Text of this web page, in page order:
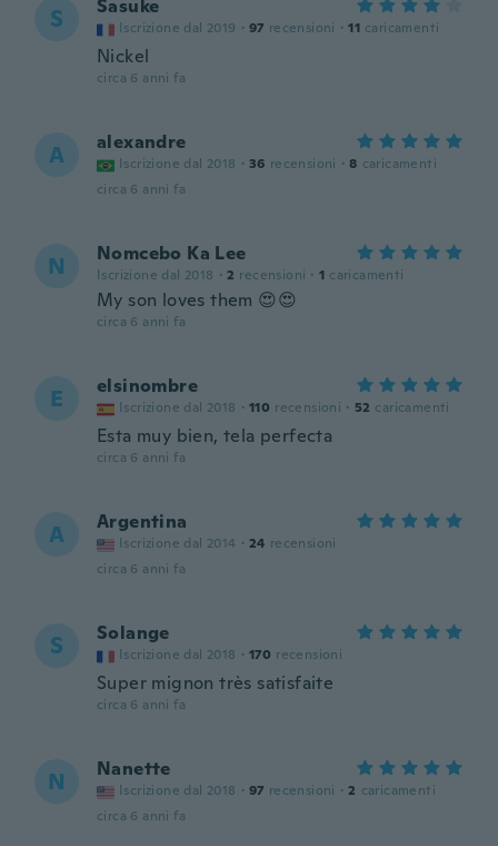
S Sasuke
Iscrizione dal 2019 · 97 recensioni · 11 caricamenti
Nickel
circa 6 anni fa
A alexandre
Iscrizione dal 2018 · 36 recensioni · 8 caricamenti
circa 6 anni fa
N Nomcebo Ka Lee
Iscrizione dal 2018 · 2 recensioni · 1 caricamenti
My son loves them 😍😍
circa 6 anni fa
E elsinombre
Iscrizione dal 2018 · 110 recensioni · 52 caricamenti
Esta muy bien, tela perfecta
circa 6 anni fa
A Argentina
Iscrizione dal 2014 · 24 recensioni
circa 6 anni fa
S Solange
Iscrizione dal 2018 · 170 recensioni
Super mignon très satisfaite
circa 6 anni fa
N Nanette
Iscrizione dal 2018 · 97 recensioni · 2 caricamenti
circa 6 anni fa